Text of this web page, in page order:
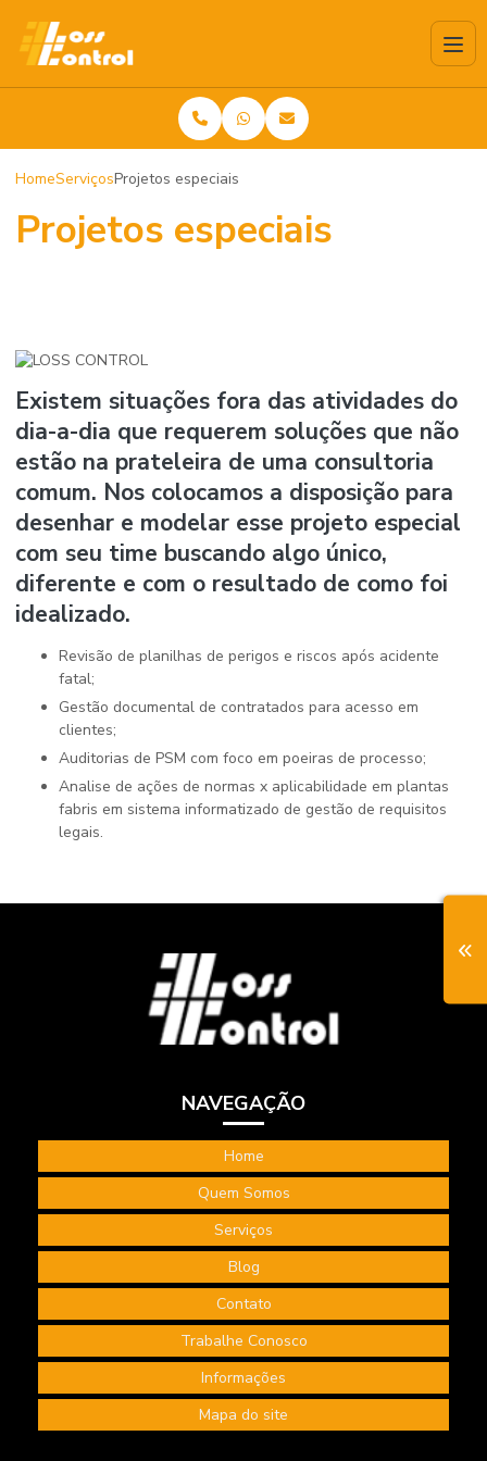
HomeServiçosProjetos especiais
Projetos especiais
Existem situações fora das atividades do
dia-a-dia que requerem soluções que não
estão na prateleira de uma consultoria
comum. Nos colocamos a disposição para
desenhar e modelar esse projeto especial
com seu time buscando algo único,
diferente e com o resultado de como foi
idealizado.
Revisão de planilhas de perigos e riscos após acidente
fatal;
Gestão documental de contratados para acesso em
clientes;
Auditorias de PSM com foco em poeiras de processo;
Analise de ações de normas x aplicabilidade em plantas
fabris em sistema informatizado de gestão de requisitos
legais.
NAVEGAÇÃO
Home
Quem Somos
Serviços
Blog
Contato
Trabalhe Conosco
Informações
Mapa do site